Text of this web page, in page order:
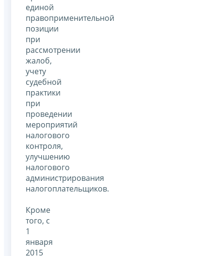
единой
правоприменительной
позиции
при
рассмотрении
жалоб,
учету
судебной
практики
при
проведении
мероприятий
налогового
контроля,
улучшению
налогового
администрирования
налогоплательщиков.
Кроме
того, с
1
января
2015